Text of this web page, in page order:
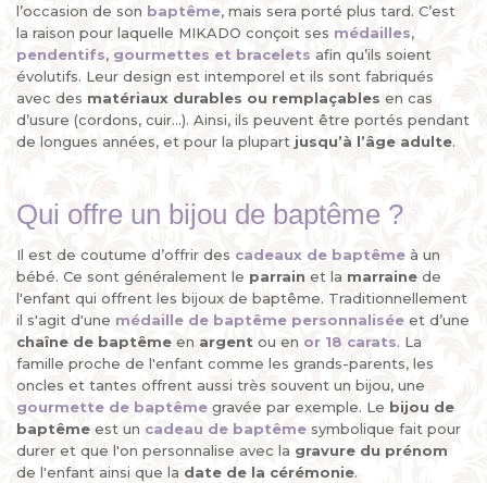
l’occasion de son baptême, mais sera porté plus tard. C’est
la raison pour laquelle MIKADO conçoit ses médailles,
pendentifs, gourmettes et bracelets afin qu’ils soient
évolutifs. Leur design est intemporel et ils sont fabriqués
avec des matériaux durables ou remplaçables en cas
d’usure (cordons, cuir...). Ainsi, ils peuvent être portés pendant
de longues années, et pour la plupart jusqu’à l’âge adulte.
Qui offre un bijou de baptême ?
Il est de coutume d’offrir des cadeaux de baptême à un
bébé. Ce sont généralement le parrain et la marraine de
l'enfant qui offrent les bijoux de baptême. Traditionnellement
il s'agit d'une médaille de baptême personnalisée et d’une
chaîne de baptême en argent ou en or 18 carats. La
famille proche de l'enfant comme les grands-parents, les
oncles et tantes offrent aussi très souvent un bijou, une
gourmette de baptême gravée par exemple. Le bijou de
baptême est un cadeau de baptême symbolique fait pour
durer et que l'on personnalise avec la gravure du prénom
de l'enfant ainsi que la date de la cérémonie.